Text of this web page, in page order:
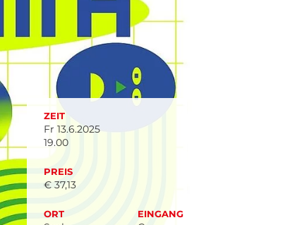
ZEIT
Fr 13.6.2025
19.00
PREIS
€ 37,13
ORT EINGANG